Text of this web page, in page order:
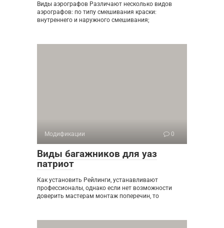
Виды аэрографов Различают несколько видов
аэрографов: по типу смешивания краски:
внутреннего и наружного смешивания;
Модификации 0
Виды багажников для уаз
патриот
Как установить Рейлинги, устанавливают
профессионалы, однако если нет возможности
доверить мастерам монтаж поперечин, то